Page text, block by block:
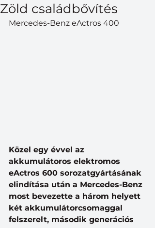
Zöld családbővítés
Mercedes-Benz eActros 400
Közel egy évvel az
akkumulátoros elektromos
eActros 600 sorozatgyártásának
elindítása után a Mercedes-Benz
most bevezette a három helyett
két akkumulátorcsomaggal
felszerelt, második generációs